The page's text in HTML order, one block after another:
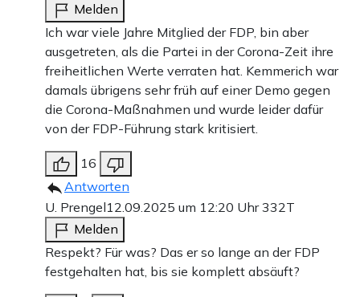
Melden
Ich war viele Jahre Mitglied der FDP, bin aber
ausgetreten, als die Partei in der Corona-Zeit ihre
freiheitlichen Werte verraten hat. Kemmerich war
damals übrigens sehr früh auf einer Demo gegen
die Corona-Maßnahmen und wurde leider dafür
von der FDP-Führung stark kritisiert.
16
Antworten
U. Prengel12.09.2025 um 12:20 Uhr332T
Melden
Respekt? Für was? Das er so lange an der FDP
festgehalten hat, bis sie komplett absäuft?